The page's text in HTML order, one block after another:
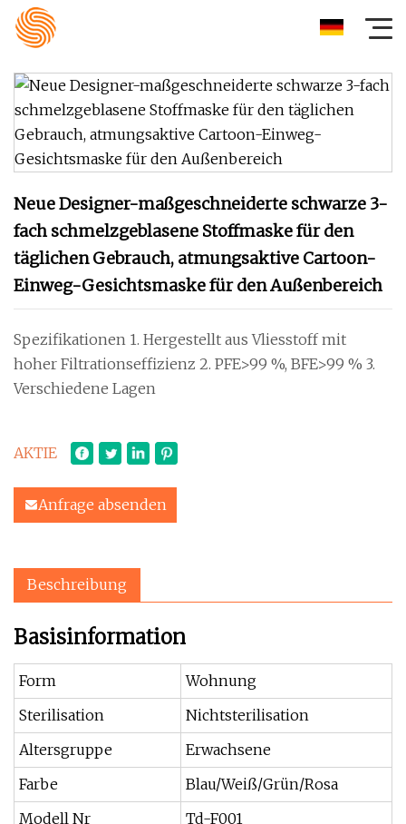
Neue Designer-maßgeschneiderte schwarze 3-
fach schmelzgeblasene Stoffmaske für den
täglichen Gebrauch, atmungsaktive Cartoon-
Einweg-Gesichtsmaske für den Außenbereich
Spezifikationen 1. Hergestellt aus Vliesstoff mit
hoher Filtrationseffizienz 2. PFE>99 %, BFE>99 % 3.
Verschiedene Lagen
AKTIE
Anfrage absenden
Beschreibung
Basisinformation
Form
Wohnung
Sterilisation
Nichtsterilisation
Altersgruppe
Erwachsene
Farbe
Blau/Weiß/Grün/Rosa
Modell Nr
Td-F001